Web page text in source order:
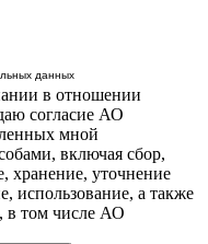
данных
в отношении
согласие АО
мной
включая сбор,
хранение, уточнение
использование, а также
том числе АО